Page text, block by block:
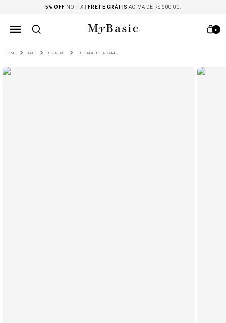
5% OFF NO PIX | FRETE GRÁTIS ACIMA DE R$ 600,00.
0
SALE REGATAS REGATA RETA CAMERI OFF WHITE